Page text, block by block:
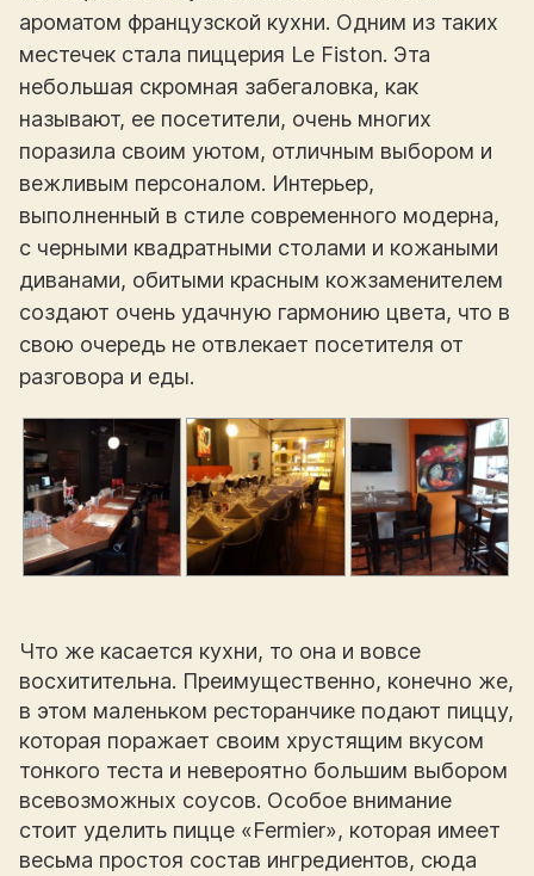
ароматом французской кухни. Одним из таких
местечек стала пиццерия Le Fiston. Эта
небольшая скромная забегаловка, как
называют, ее посетители, очень многих
поразила своим уютом, отличным выбором и
вежливым персоналом. Интерьер,
выполненный в стиле современного модерна,
с черными квадратными столами и кожаными
диванами, обитыми красным кожзаменителем
создают очень удачную гармонию цвета, что в
свою очередь не отвлекает посетителя от
разговора и еды.
Что же касается кухни, то она и вовсе
восхитительна. Преимущественно, конечно же,
в этом маленьком ресторанчике подают пиццу,
которая поражает своим хрустящим вкусом
тонкого теста и невероятно большим выбором
всевозможных соусов. Особое внимание
стоит уделить пицце «Fermier», которая имеет
весьма простоя состав ингредиентов, сюда